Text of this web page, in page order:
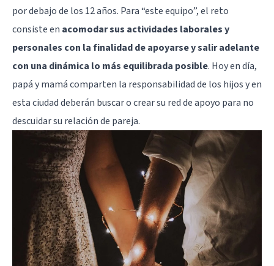
por debajo de los 12 años. Para “este equipo”, el reto
consiste en acomodar sus actividades laborales y
personales con la finalidad de apoyarse y salir adelante
con una dinámica lo más equilibrada posible. Hoy en día,
papá y mamá comparten la responsabilidad de los hijos y en
esta ciudad deberán buscar o crear su red de apoyo para no
descuidar su relación de pareja.